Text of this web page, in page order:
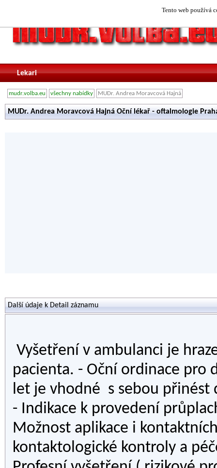
Tento web používá
Lekari
mudr.volba.eu všechny nabídky MUDr. Andrea Moravcová Hajná
MUDr. Andrea Moravcová Hajná Oční lékař - oftalmologie
Další údaje k Detail záznamu
Vyšetření v ambulanci je
pacienta. - Oční ordinace
let je vhodné s sebou přinést
- Indikace k provedení
Možnost aplikace i
kontaktologické kontroly a